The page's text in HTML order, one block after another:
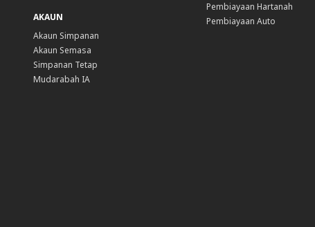
AKAUN
Akaun Simpanan
Akaun Semasa
Simpanan Tetap
Mudarabah IA
Pembiayaan Hartanah
Pembiayaan Auto